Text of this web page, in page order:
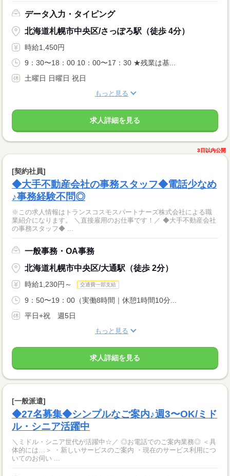
データ入力・タイピング
北海道札幌市中央区/さっぽろ駅（徒歩 4分）
時給1,450円
9：30〜18：00 10：00〜17：30 ★残業は基...
土曜日 日曜日 祝日
もっと見る
求人詳細を見る
3日以内公開
[契約社員]
◆大手不動産会社の事務スタッフ◆電話少なめ
♪事務経験不問◎
※この求人情報はトランスコスモスパートナーズ株式会社による職
業紹介になります。 ＼直接雇用のお仕事です！／ ◆大手不動産会社
の事務スタッフ◆ ...
一般事務・OA事務
北海道札幌市中央区/大通駅（徒歩 2分）
時給1,230円～ 交通費一部支給
9：50〜19：00（実働8時間｜休憩1時間10分...
平日+祝 週5日
もっと見る
求人詳細を見る
[一般派遣]
◆27名募集◆シンプルなご案内♪週3〜OK/ミド
ル・シニア活躍中
＼ミドル・シニア世代が活躍中☆／ ◎お電話でのご案内業務◎ ＜具
体的には…＞ ・新しいサービスのご案内 ・現在のサービス利用につ
いてのお伺い ...